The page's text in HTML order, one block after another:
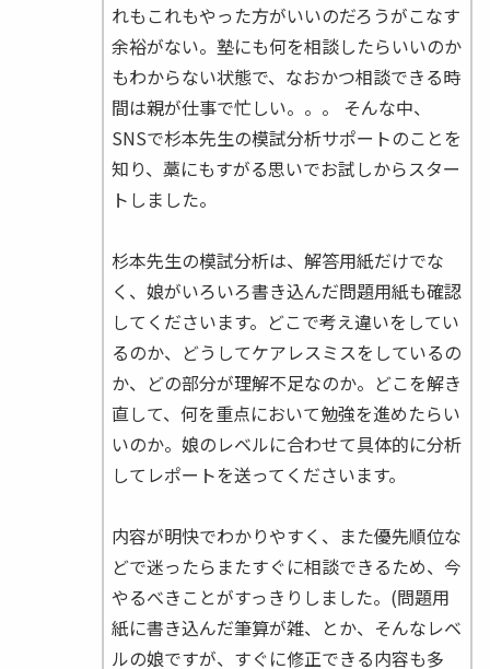
れもこれもやった方がいいのだろうがこなす
余裕がない。塾にも何を相談したらいいのか
もわからない状態で、なおかつ相談できる時
間は親が仕事で忙しい。。。 そんな中、
SNSで杉本先生の模試分析サポートのことを
知り、藁にもすがる思いでお試しからスター
トしました。
杉本先生の模試分析は、解答用紙だけでな
く、娘がいろいろ書き込んだ問題用紙も確認
してくださいます。どこで考え違いをしてい
るのか、どうしてケアレスミスをしているの
か、どの部分が理解不足なのか。どこを解き
直して、何を重点において勉強を進めたらい
いのか。娘のレベルに合わせて具体的に分析
してレポートを送ってくださいます。
内容が明快でわかりやすく、また優先順位な
どで迷ったらまたすぐに相談できるため、今
やるべきことがすっきりしました。(問題用
紙に書き込んだ筆算が雑、とか、そんなレベ
ルの娘ですが、すぐに修正できる内容も多